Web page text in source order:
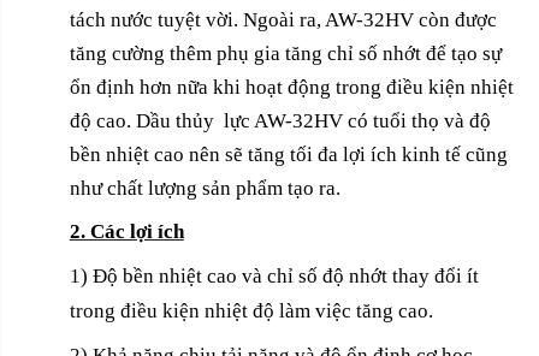
tách nước tuyệt vời. Ngoài ra, AW-32HV còn được
tăng cường thêm phụ gia tăng chỉ số nhớt để tạo sự
ổn định hơn nữa khi hoạt động trong điều kiện nhiệt
độ cao. Dầu thủy lực AW-32HV có tuổi thọ và độ
bền nhiệt cao nên sẽ tăng tối đa lợi ích kinh tế cũng
như chất lượng sản phẩm tạo ra.
2. Các lợi ích
1) Độ bền nhiệt cao vàchỉ số độ nhớt thay đổi ít
trong điều kiện nhiệt độ làm việc tăng cao.